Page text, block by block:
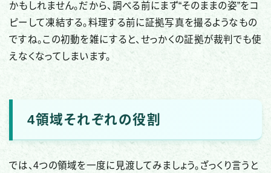
かもしれません。だから、調べる前にまず“そのままの姿”をコ
ピーして凍結する。料理する前に証拠写真を撮るようなもの
ですね。この初動を雑にすると、せっかくの証拠が裁判でも使
えなくなってしまいます。
4領域それぞれの役割
では、4つの領域を一度に見渡してみましょう。ざっくり言うと